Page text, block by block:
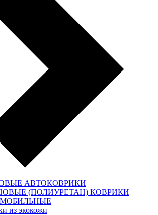
АВТОКОВРИКИ
(ПОЛИУРЕТАН) КОВРИКИ
из экокожи